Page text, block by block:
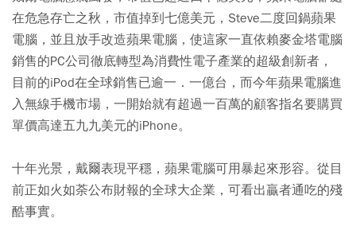
在危急存亡之秋，市值掉到七億美元，Steve二度回鍋蘋果
電腦，並且放手改造蘋果電腦，使這家一直依賴麥金塔電腦
銷售的PC公司徹底轉型為消費性電子產業的超級創新者，
目前的iPod在全球銷售已逾一．一億台，而今年蘋果電腦進
入無線手機市場，一開始就有超過一百萬的顧客指名要購買
單價高達五九九美元的iPhone。
十年光景，戴爾表現平穩，蘋果電腦可用暴起來形容。從目
前正如火如荼公布財報的全球大企業，可看出贏者通吃的殘
酷事實。